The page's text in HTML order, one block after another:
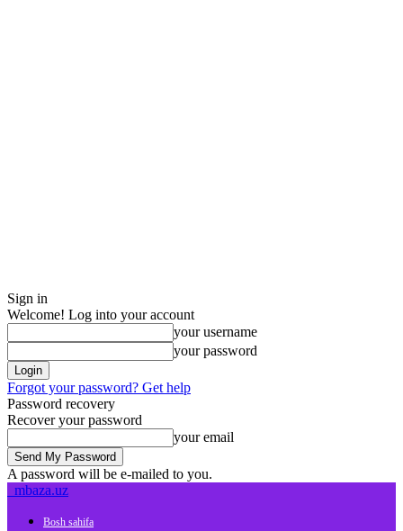
Sign in
Welcome! Log into your account
your username
your password
Forgot your password? Get help
Password recovery
Recover your password
your email
A password will be e-mailed to you.
mbaza.uz
Bosh sahifa